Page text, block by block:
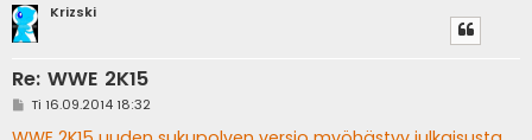
Krizski
Re: WWE 2K15
V
e
Ti 16.09.2014 18:32